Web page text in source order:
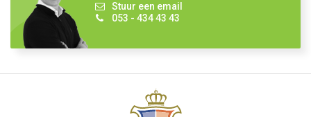
Stuur een email
053 - 434 43 43